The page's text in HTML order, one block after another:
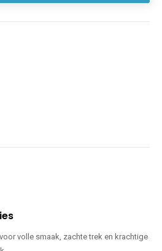
volle smaak, zachte trek en krachtige